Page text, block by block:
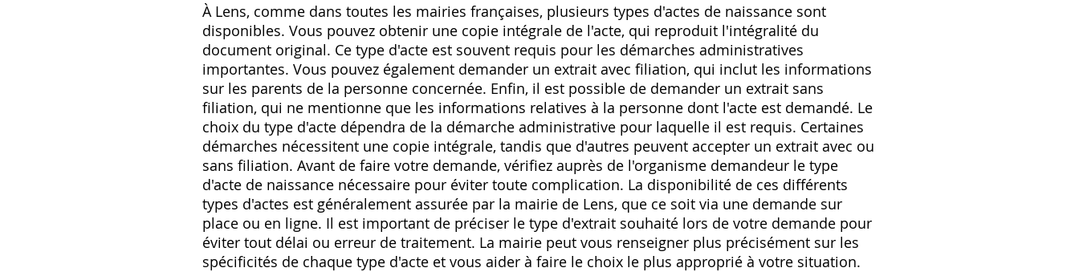
À Lens, comme dans toutes les mairies françaises, plusieurs types d'actes de naissance sont
disponibles. Vous pouvez obtenir une copie intégrale de l'acte, qui reproduit l'intégralité du
document original. Ce type d'acte est souvent requis pour les démarches administratives
importantes. Vous pouvez également demander un extrait avec filiation, qui inclut les informations
sur les parents de la personne concernée. Enfin, il est possible de demander un extrait sans
filiation, qui ne mentionne que les informations relatives à la personne dont l'acte est demandé. Le
choix du type d'acte dépendra de la démarche administrative pour laquelle il est requis. Certaines
démarches nécessitent une copie intégrale, tandis que d'autres peuvent accepter un extrait avec ou
sans filiation. Avant de faire votre demande, vérifiez auprès de l'organisme demandeur le type
d'acte de naissance nécessaire pour éviter toute complication. La disponibilité de ces différents
types d'actes est généralement assurée par la mairie de Lens, que ce soit via une demande sur
place ou en ligne. Il est important de préciser le type d'extrait souhaité lors de votre demande pour
éviter tout délai ou erreur de traitement. La mairie peut vous renseigner plus précisément sur les
spécificités de chaque type d'acte et vous aider à faire le choix le plus approprié à votre situation.